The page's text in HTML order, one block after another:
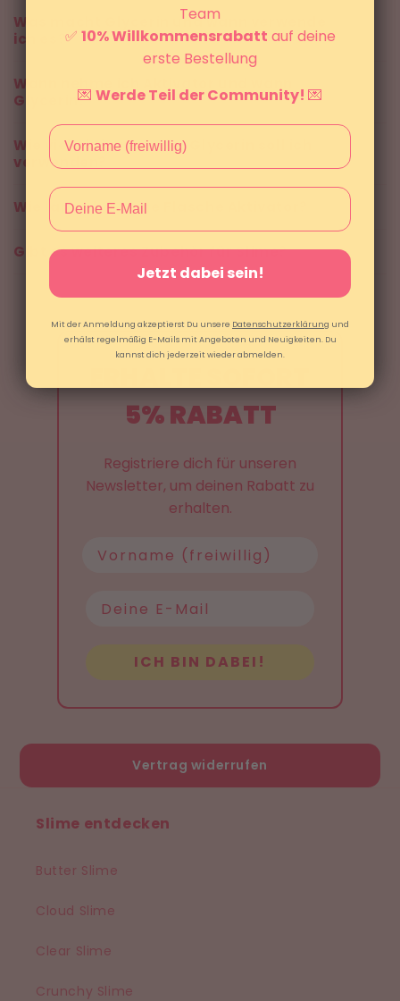
Was macht Glycerin und wann verwende
ich es?
Wann nehme ich Aktivator und wann
Glycerin?
Wie viel Aktivator oder Glycerin soll ich
verwenden?
Wie lange hält eine Flasche Aktivator?
Gibt es weiteres Zubehör für Slime?
5% RABATT
Registriere dich für unseren
Newsletter, um deinen Rabatt zu
erhalten.
Name
ICH BIN DABEI!
Vertrag widerrufen
Slime entdecken
Butter Slime
Cloud Slime
Clear Slime
Crunchy Slime
Team
✅ 10% Willkommensrabatt auf deine
erste Bestellung
💌 Werde Teil der Community! 💌
Email
Jetzt dabei sein!
Mit der Anmeldung akzeptierst Du unsere Datenschutzerklärung und
erhälst regelmäßig E-Mails mit Angeboten und Neuigkeiten. Du
kannst dich jederzeit wieder abmelden.